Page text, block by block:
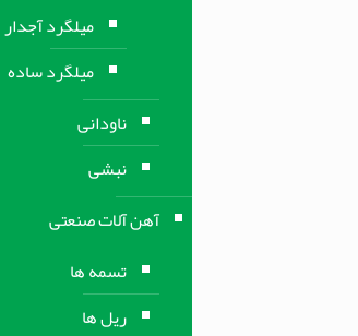
میلگرد آجدار
میلگرد ساده
ناودانی
نبشی
آهن آلات صنعتی
تسمه ها
ریل ها